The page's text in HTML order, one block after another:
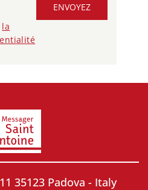
ENVOYEZ
la
35123 Padova - Italy